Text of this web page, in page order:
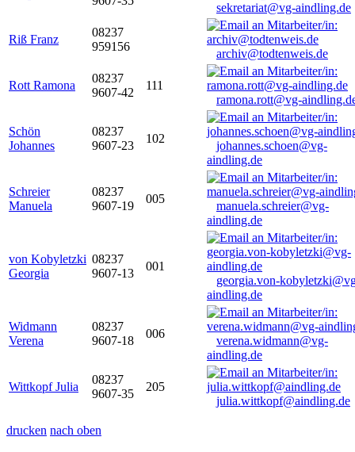
sekretariat@vg-aindling.de
Riß Franz
08237
959156
archiv@todtenweis.de
Rott Ramona
08237
9607-42
111
ramona.rott@vg-
Schön
Johannes
08237
9607-23
102
johannes.schoen@vg-
aindling.de
Schreier
Manuela
08237
9607-19
005
manuela.schreier@vg-
aindling.de
von Kobyletzki
Georgia
08237
9607-13
001
georgia.von-
aindling.de
Widmann
Verena
08237
9607-18
006
verena.widmann@vg-
aindling.de
Wittkopf Julia
08237
9607-35
205
julia.wittkopf@aindling.de
drucken nach oben